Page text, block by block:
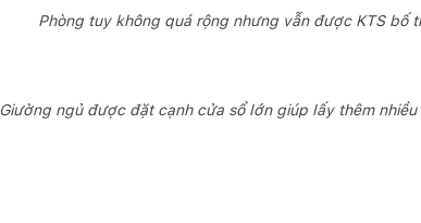
Phòng tuy không quá rộng nhưng vẫn được KTS bố
Giường ngủ được đặt cạnh cửa sổ lớn giúp lấy thêm